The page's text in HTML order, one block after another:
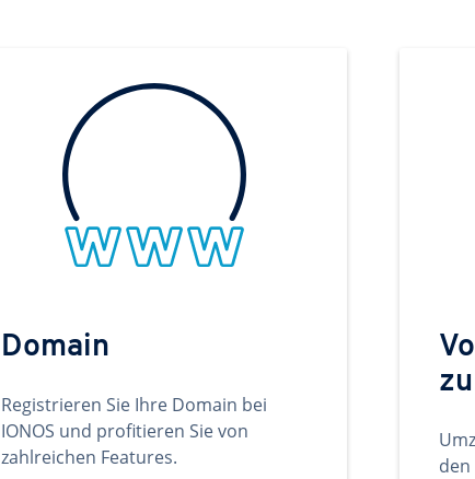
Domain
Registrieren Sie Ihre Domain bei
IONOS und profitieren Sie von
zahlreichen Features.
den